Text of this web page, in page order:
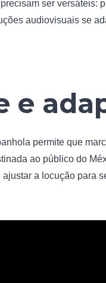
ser versáteis:
audiovisuais se
e
permite que
ao público do
a locução para